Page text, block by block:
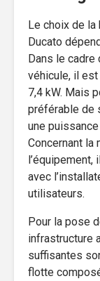
Le choix de la
Ducato
Dans le cadre
véhicule, il
7,4 kW. Mais
préférable de
une
Concernant
avec
utilisateurs.
Pour la pose
infrastructure
suffisantes
flotte